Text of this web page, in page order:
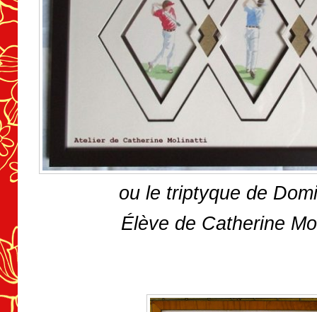
ou le triptyque de
Élève de Catherine